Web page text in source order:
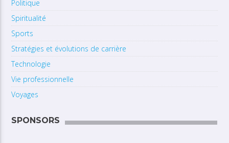
Politique
Spiritualité
Sports
Stratégies et évolutions de carrière
Technologie
Vie professionnelle
Voyages
SPONSORS